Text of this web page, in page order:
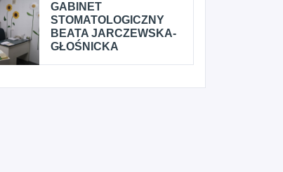
GABINET
STOMATOLOGICZNY
BEATA JARCZEWSKA-
GŁOŚNICKA